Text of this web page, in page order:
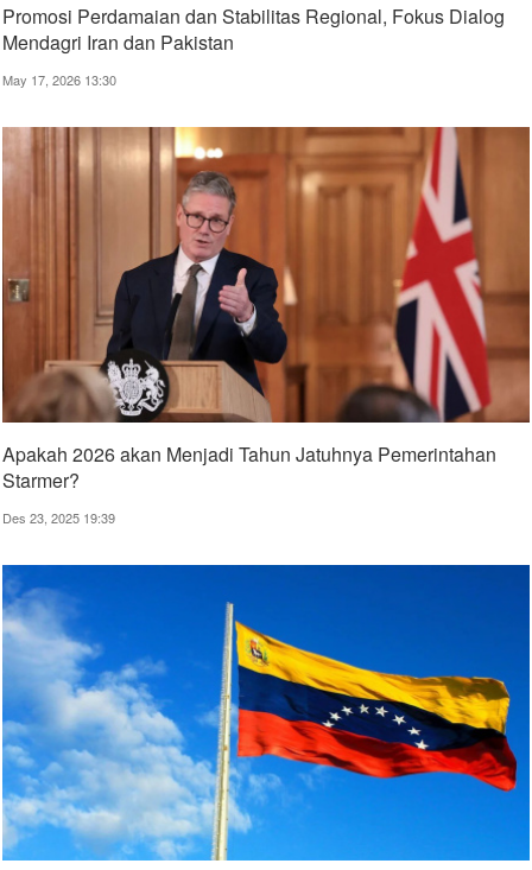
Promosi Perdamaian dan Stabilitas Regional, Fokus Dialog
Mendagri Iran dan Pakistan
May 17, 2026 13:30
Apakah 2026 akan Menjadi Tahun Jatuhnya Pemerintahan
Starmer?
Des 23, 2025 19:39